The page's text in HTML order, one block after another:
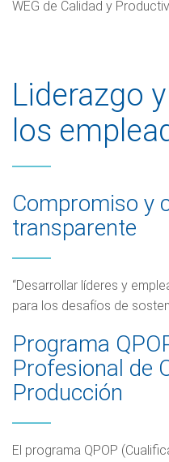
WEG de Calidad y
Liderazgo
los
Compromiso y
transparente
“Desarrollar líderes y
para los desafíos de
Programa
Profesional de
Producción
El programa QPOP